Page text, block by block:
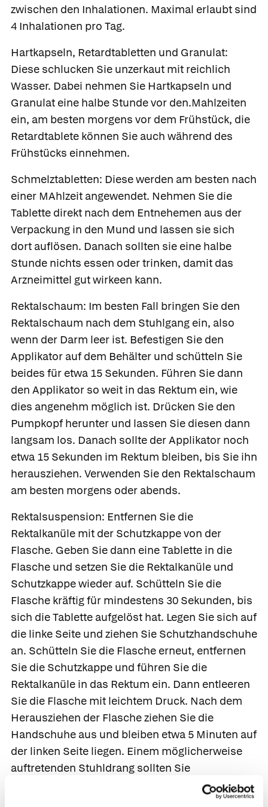
zwischen den Inhalationen. Maximal erlaubt sind
4 Inhalationen pro Tag.
Hartkapseln, Retardtabletten und Granulat:
Diese schlucken Sie unzerkaut mit reichlich
Wasser. Dabei nehmen Sie Hartkapseln und
Granulat eine halbe Stunde vor den.Mahlzeiten
ein, am besten morgens vor dem Frühstück, die
Retardtablete können Sie auch während des
Frühstücks einnehmen.
Schmelztabletten: Diese werden am besten nach
einer MAhlzeit angewendet. Nehmen Sie die
Tablette direkt nach dem Entnehemen aus der
Verpackung in den Mund und lassen sie sich
dort auflösen. Danach sollten sie eine halbe
Stunde nichts essen oder trinken, damit das
Arzneimittel gut wirkeen kann.
Rektalschaum: Im besten Fall bringen Sie den
Rektalschaum nach dem Stuhlgang ein, also
wenn der Darm leer ist. Befestigen Sie den
Applikator auf dem Behälter und schütteln Sie
beides für etwa 15 Sekunden. Führen Sie dann
den Applikator so weit in das Rektum ein, wie
dies angenehm möglich ist. Drücken Sie den
Pumpkopf herunter und lassen Sie diesen dann
langsam los. Danach sollte der Applikator noch
etwa 15 Sekunden im Rektum bleiben, bis Sie ihn
herausziehen. Verwenden Sie den Rektalschaum
am besten morgens oder abends.
Rektalsuspension: Entfernen Sie die
Rektalkanüle mit der Schutzkappe von der
Flasche. Geben Sie dann eine Tablette in die
Flasche und setzen Sie die Rektalkanüle und
Schutzkappe wieder auf. Schütteln Sie die
Flasche kräftig für mindestens 30 Sekunden, bis
sich die Tablette aufgelöst hat. Legen Sie sich auf
die linke Seite und ziehen Sie Schutzhandschuhe
an. Schütteln Sie die Flasche erneut, entfernen
Sie die Schutzkappe und führen Sie die
Rektalkanüle in das Rektum ein. Dann entleeren
Sie die Flasche mit leichtem Druck. Nach dem
Herausziehen der Flasche ziehen Sie die
Handschuhe aus und bleiben etwa 5 Minuten auf
der linken Seite liegen. Einem möglicherweise
auftretenden Stuhldrang sollten Sie
widerstehen, die Lösung sollte möglichst lange